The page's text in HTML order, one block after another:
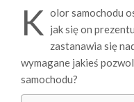
K olor samochodu
jak się on
zastanawia się
wymagane jakieś
samochodu?